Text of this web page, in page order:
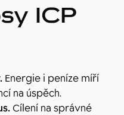
ICP
Energie i peníze míří
na úspěch.
Cílení na správné